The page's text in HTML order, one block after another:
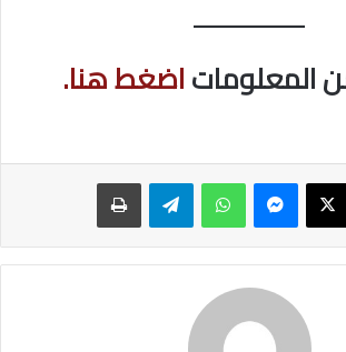
المعلوماتاضغط هنا.
ماسنجر واتساب تيلقرام طباعة